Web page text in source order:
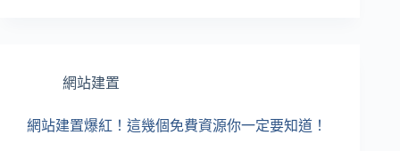
網站建置
網站建置爆紅！這幾個免費資源你一定要知道！